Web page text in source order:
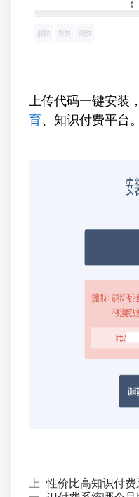
上传代码一键安装
育、知识付费平台。
上
性价比高知识付